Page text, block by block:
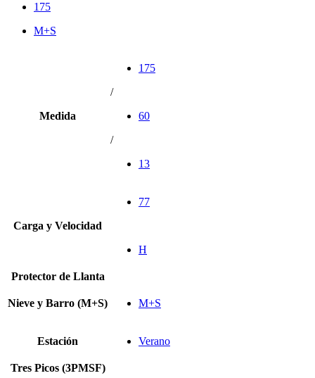
175
M+S
Medida
175
/
60
/
13
Carga y Velocidad
77
H
Protector de Llanta
Nieve y Barro (M+S) M+S
Estación Verano
Tres Picos (3PMSF)